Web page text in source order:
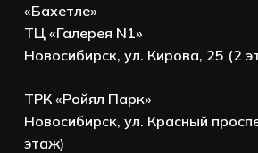
«Бахетле»
ТЦ «Галерея N1»
Новосибирск, ул. Кирова, 25 (2
ТРК «Ройял Парк»
Новосибирск, ул. Красный
этаж)